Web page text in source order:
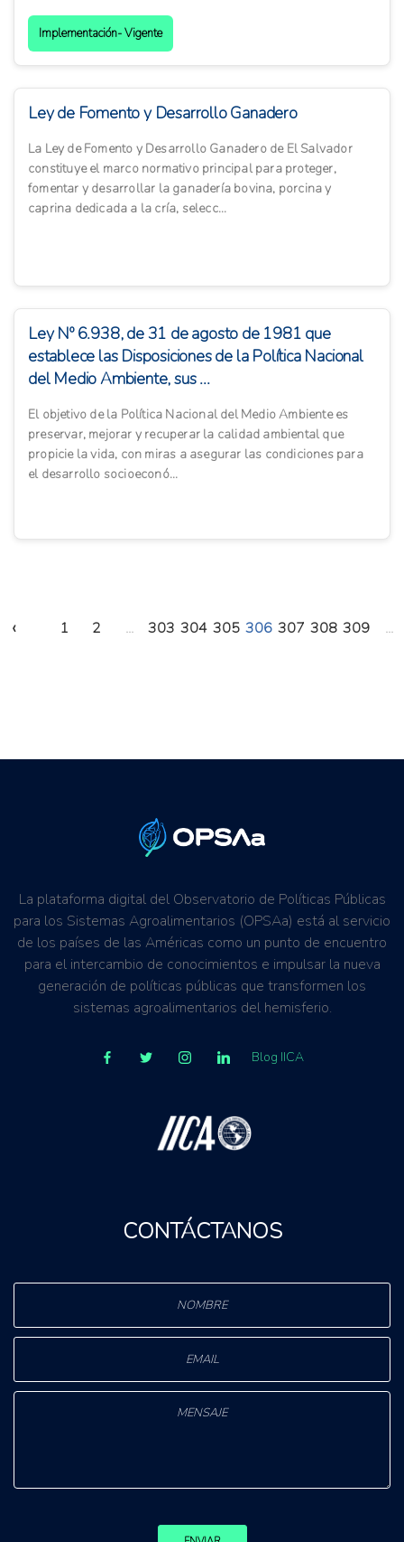
Implementación- Vigente
Ley de Fomento y Desarrollo Ganadero
La Ley de Fomento y Desarrollo Ganadero de El Salvador
constituye el marco normativo principal para proteger,
fomentar y desarrollar la ganadería bovina, porcina y
caprina dedicada a la cría, selecc...
Ley Nº 6.938, de 31 de agosto de 1981 que
establece las Disposiciones de la Política Nacional
del Medio Ambiente, sus ...
El objetivo de la Política Nacional del Medio Ambiente es
preservar, mejorar y recuperar la calidad ambiental que
propicie la vida, con miras a asegurar las condiciones para
el desarrollo socioeconó...
‹ 1 2 ... 303 304 305 306 307 308 309 ...
La plataforma digital del Observatorio de Políticas Públicas
para los Sistemas Agroalimentarios (OPSAa) está al servicio
de los países de las Américas como un punto de encuentro
para el intercambio de conocimientos e impulsar la nueva
generación de políticas públicas que transformen los
sistemas agroalimentarios del hemisferio.
Blog IICA
CONTÁCTANOS